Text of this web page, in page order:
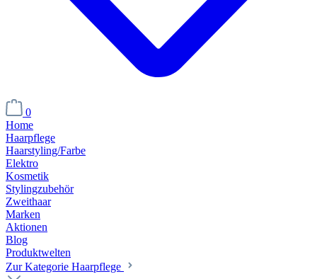
0
Home
Haarpflege
Haarstyling/Farbe
Elektro
Kosmetik
Stylingzubehör
Zweithaar
Marken
Aktionen
Blog
Produktwelten
Zur Kategorie Haarpflege